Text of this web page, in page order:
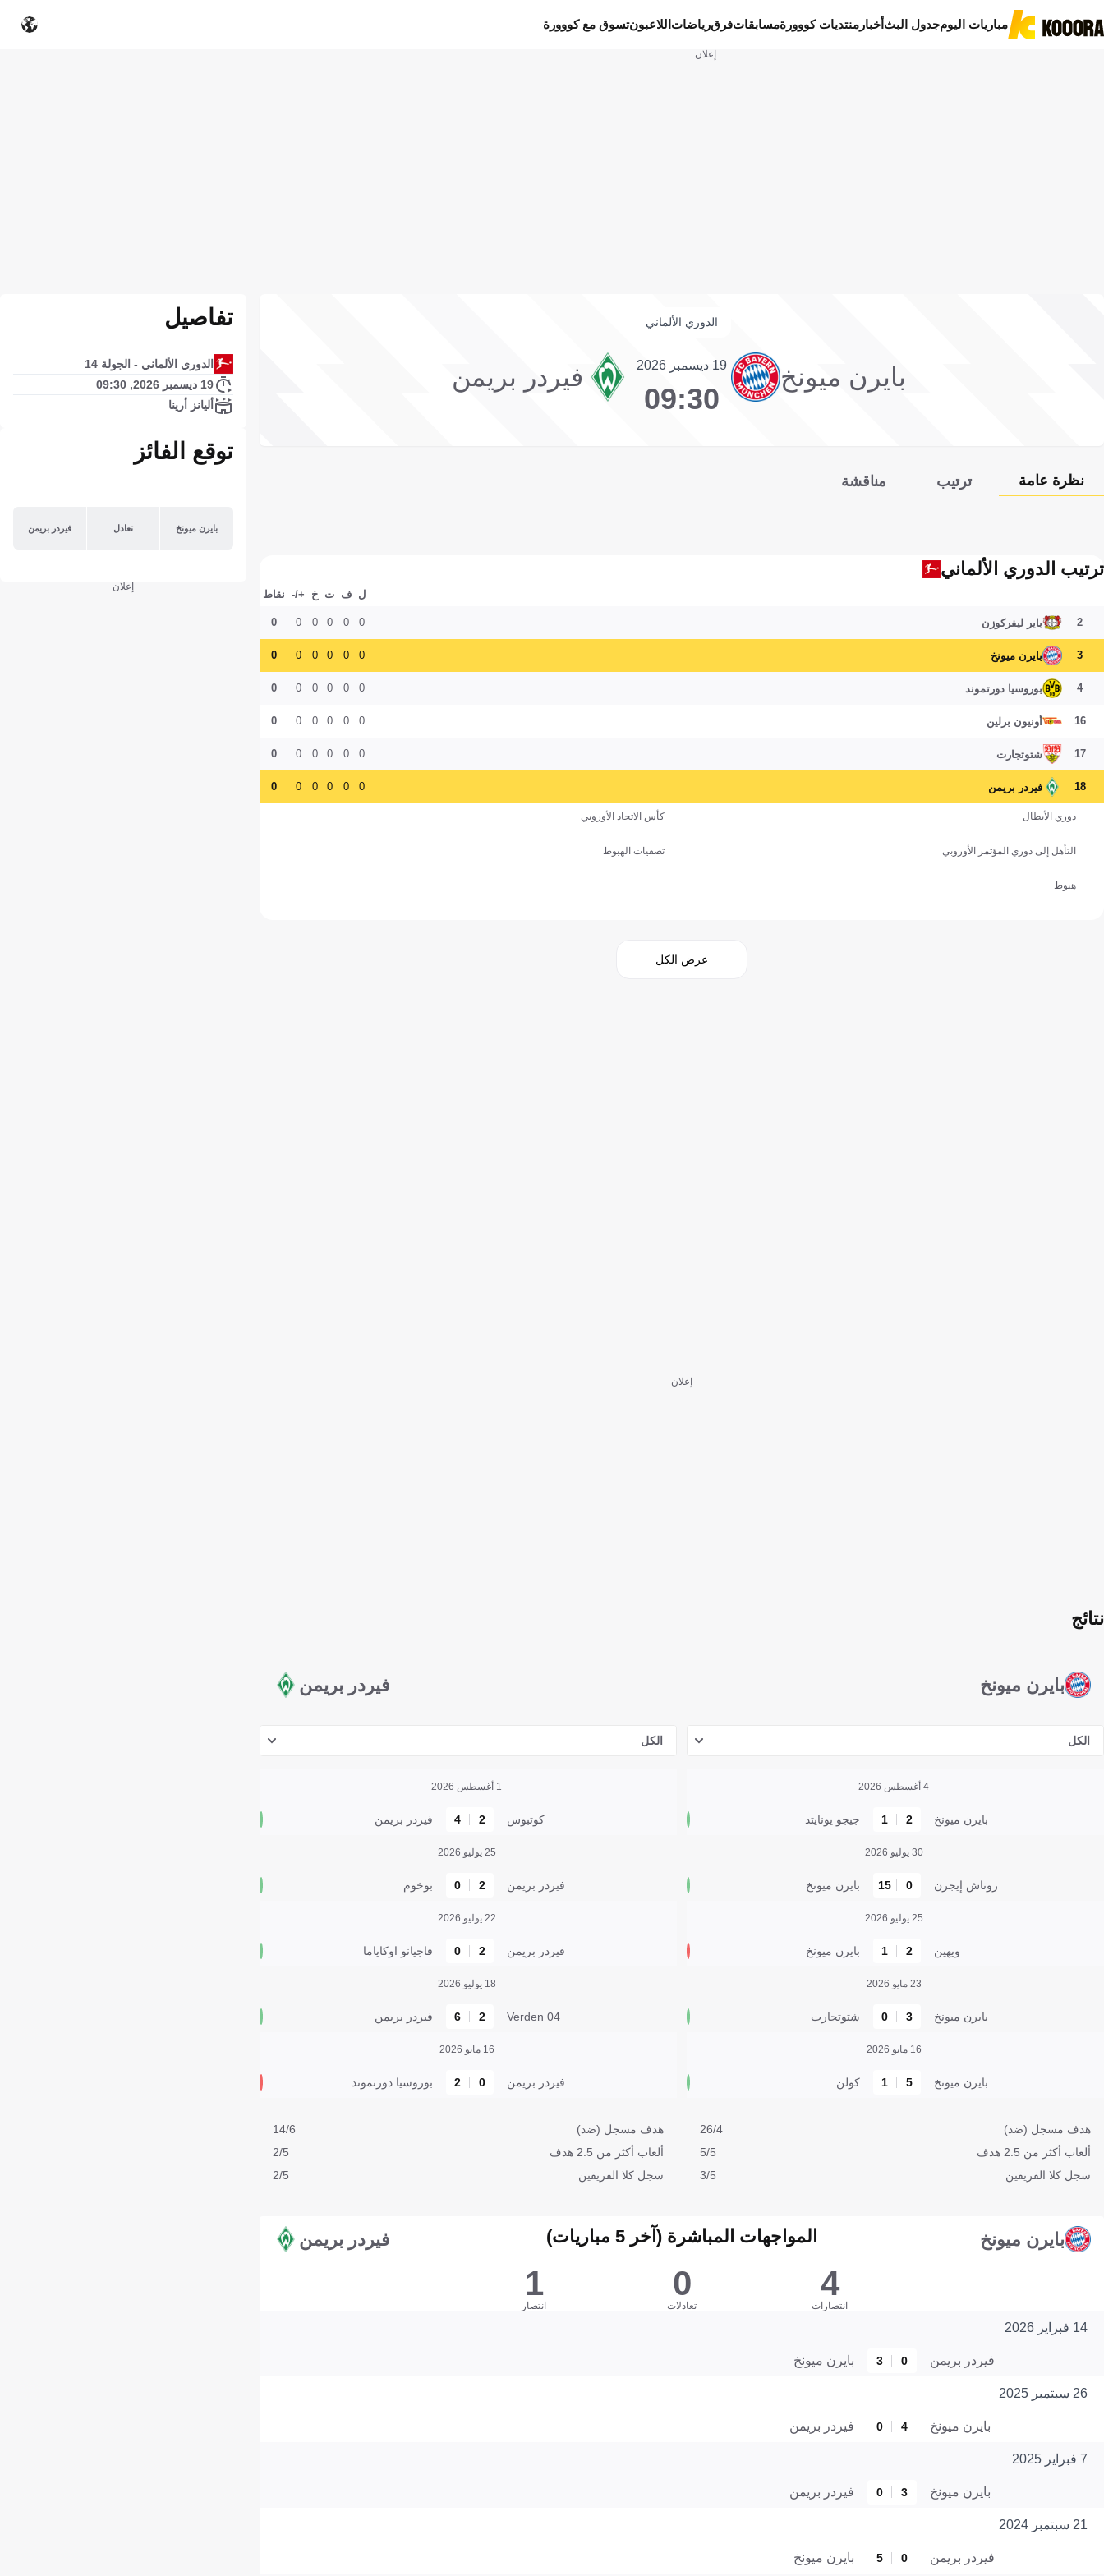
مباريات اليومجدول البثأخبار منتديات كووورةمسابقاتفرقرياضات اللاعبونتسوق مع كووورة
إعلان
الدوري الألماني
بايرن ميونخ 19 ديسمبر 2026
09:30
فيردر بريمن
نظرة عامة ترتيب مناقشة
ترتيب الدوري الألماني
ل ف ت خ +/- نقاط
2 باير ليفركوزن 0
0
0
0
0
0
3 بايرن ميونخ 0
0
0
0
0
0
4 بوروسيا دورتموند 0
0
0
0
0
0
16 أونيون برلين 0
0
0
0
0
0
17 شتوتجارت 0
0
0
0
0
0
18 فيردر بريمن 0
0
0
0
0
0
دوري الأبطال كأس الاتحاد الأوروبي
التأهل إلى دوري المؤتمر الأوروبي تصفيات الهبوط
هبوط
عرض الكل
إعلان
بايرن ميونخ
نتائج
فيردر بريمن
الكل
4 أغسطس 2026
بايرن ميونخ 2
1 جيجو يونايتد
30 يوليو 2026
روتاش إيجرن 0
15 بايرن ميونخ
25 يوليو 2026
ويهين 2
1 بايرن ميونخ
23 مايو 2026
بايرن ميونخ 3
0 شتوتجارت
16 مايو 2026
بايرن ميونخ 5
1 كولن
هدف مسجل (ضد)
26/4
ألعاب أكثر من 2.5 هدف
5/5
سجل كلا الفريقين
3/5
الكل
1 أغسطس 2026
كوتبوس 2
4 فيردر بريمن
25 يوليو 2026
فيردر بريمن 2
0 بوخوم
22 يوليو 2026
فيردر بريمن 2
0 فاجيانو اوكاياما
18 يوليو 2026
Verden 04
2
6 فيردر بريمن
16 مايو 2026
فيردر بريمن 0
2 بوروسيا دورتموند
هدف مسجل (ضد)
14/6
ألعاب أكثر من 2.5 هدف
2/5
سجل كلا الفريقين
2/5
بايرن ميونخ المواجهات المباشرة (آخر 5 مباريات) فيردر بريمن
4
انتصارات
0
تعادلات
1
انتصار
14 فبراير 2026
فيردر بريمن 0
3 بايرن ميونخ
26 سبتمبر 2025
بايرن ميونخ 4
0 فيردر بريمن
7 فبراير 2025
بايرن ميونخ 3
0 فيردر بريمن
21 سبتمبر 2024
فيردر بريمن 0
5 بايرن ميونخ
تفاصيل
الدوري الألماني - الجولة 14
19 ديسمبر 2026, 09:30
أليانز أرينا
توقع الفائز
بايرن ميونخ تعادل فيردر بريمن
إعلان